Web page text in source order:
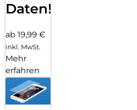
Daten!
ab 19,99 €
inkl. MwSt.
Mehr
erfahren